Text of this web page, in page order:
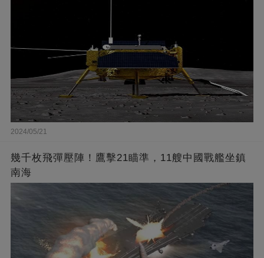
2024/05/21
幾千枚飛彈壓陣！鷹擊21瞄準，11艘中國戰艦坐鎮
南海